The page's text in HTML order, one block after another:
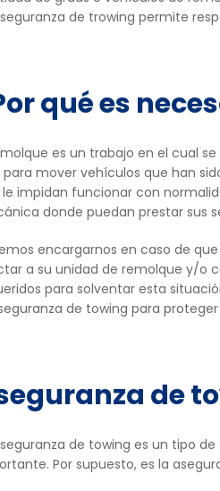
de trowing permite
qué es
es un trabajo en el cual
para mover vehículos que han
impidan funcionar con
donde puedan prestar sus
encargarnos en caso de
a su unidad de remolque y/o
para solventar esta
de towing para
de
de towing es un tipo
Por supuesto, es la